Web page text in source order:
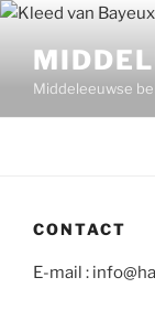
Ga
inhoudMiddeleeuwse
CONTACT
E-mail :